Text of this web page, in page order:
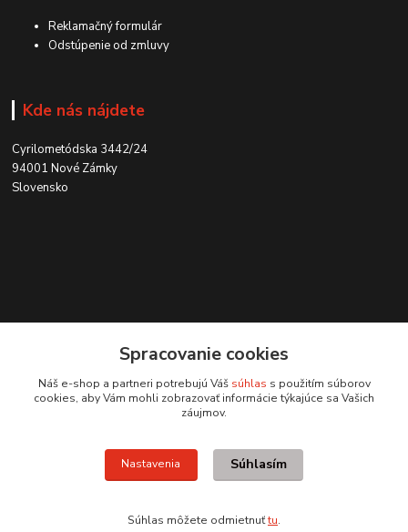
Reklamačný formulár
Odstúpenie od zmluvy
Kde nás nájdete
Cyrilometódska 3442/24
94001 Nové Zámky
Slovensko
0915 707 737
(Po-Pia, 8-15 hod.)
Spracovanie cookies
Náš e-shop a partneri potrebujú Váš súhlas s použitím súborov
cookies, aby Vám mohli zobrazovať informácie týkajúce sa Vašich
záujmov.
Nastavenia Súhlasím
Súhlas môžete odmietnuťtu.